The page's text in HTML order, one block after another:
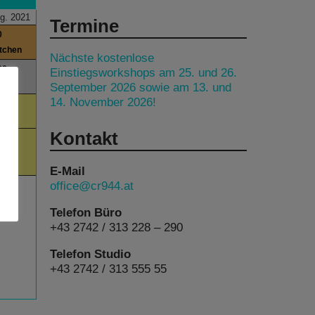
2021 Termine
Nächste kostenlose
Einstiegsworkshops am 25. und 26.
September 2026 sowie am 13. und
14. November 2026!
Kontakt
E-Mail
office@cr944.at
Telefon Büro
+43 2742 / 313 228 – 290
Telefon Studio
+43 2742 / 313 555 55